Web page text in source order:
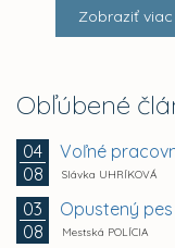
Zobraziť viac
Obľúbené
04
08
Slávka UHRÍKOVÁ
03
08
Opustený pes
Mestská POLÍCIA